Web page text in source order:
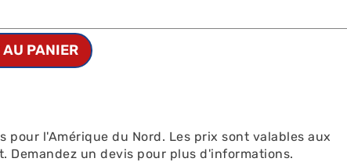
PANIER
pour l'Amérique du Nord. Les prix sont valables aux
Demandez un devis pour plus d'informations.